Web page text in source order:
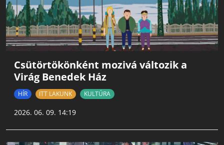
Csütörtökönként mozivá változik a
Virág Benedek Ház
HÍR ITT LAKUNK KULTÚRA
2026. 06. 09. 14:19